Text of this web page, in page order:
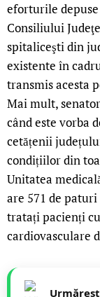
eforturile depuse
Consiliului
spitaliceşti din
existente în
transmis acesta
Mai mult,
când este vorba
cetățenii
condițiilor din
Unitatea
are 571 de
tratați pacienți
cardiovasculare